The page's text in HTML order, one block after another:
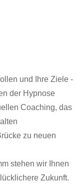
und Ihre Ziele -
der Hypnose
Coaching, das
zu neuen
stehen wir Ihnen
Zukunft.